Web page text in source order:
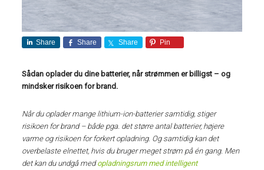
Share Share Share Pin
Sådan oplader du dine batterier, når strømmen er billigst – og
mindsker risikoen for brand.
Når du oplader mange lithium-ion-batterier samtidig, stiger
risikoen for brand – både pga. det større antal batterier, højere
varme og risikoen for forkert opladning. Og samtidig kan det
overbelaste elnettet, hvis du bruger meget strøm på én gang. Men
det kan du undgå medopladningsrum med intelligent